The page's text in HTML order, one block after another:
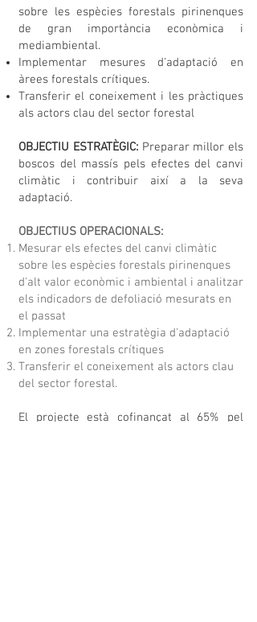
sobre les espècies forestals pirinenques
de gran importància econòmica i
mediambiental.
Implementar mesures d'adaptació en
àrees forestals crítiques.
Transferir el coneixement i les pràctiques
als actors clau del sector forestal
OBJECTIU ESTRATÈGIC: Preparar millor els
boscos del massís pels efectes del canvi
climàtic i contribuir així a la seva
adaptació.
OBJECTIUS OPERACIONALS:
Mesurar els efectes del canvi climàtic
sobre les espècies forestals pirinenques
d'alt valor econòmic i ambiental i analitzar
els indicadors de defoliació mesurats en
el passat
Implementar una estratègia d'adaptació
en zones forestals crítiques
Transferir el coneixement als actors clau
del sector forestal​.
El projecte està cofinançat al 65% pel